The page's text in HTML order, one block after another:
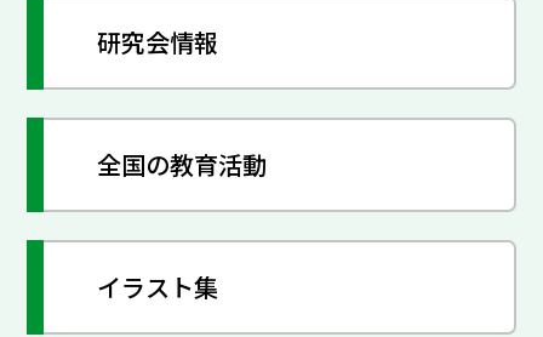
研究会情報
全国の教育活動
イラスト集